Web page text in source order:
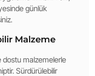
günlük
Malzeme
dostu malzemelerle
Sürdürülebilir